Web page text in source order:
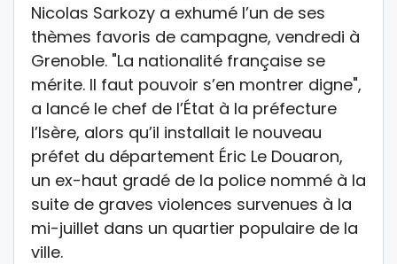
Nicolas Sarkozy a exhumé l’un de ses
thèmes favoris de campagne, vendredi à
Grenoble. "La nationalité française se
mérite. Il faut pouvoir s’en montrer digne",
a lancé le chef de l’État à la préfecture
l’Isère, alors qu’il installait le nouveau
préfet du département Éric Le Douaron,
un ex-haut gradé de la police nommé à la
suite de graves violences survenues à la
mi-juillet dans un quartier populaire de la
ville.